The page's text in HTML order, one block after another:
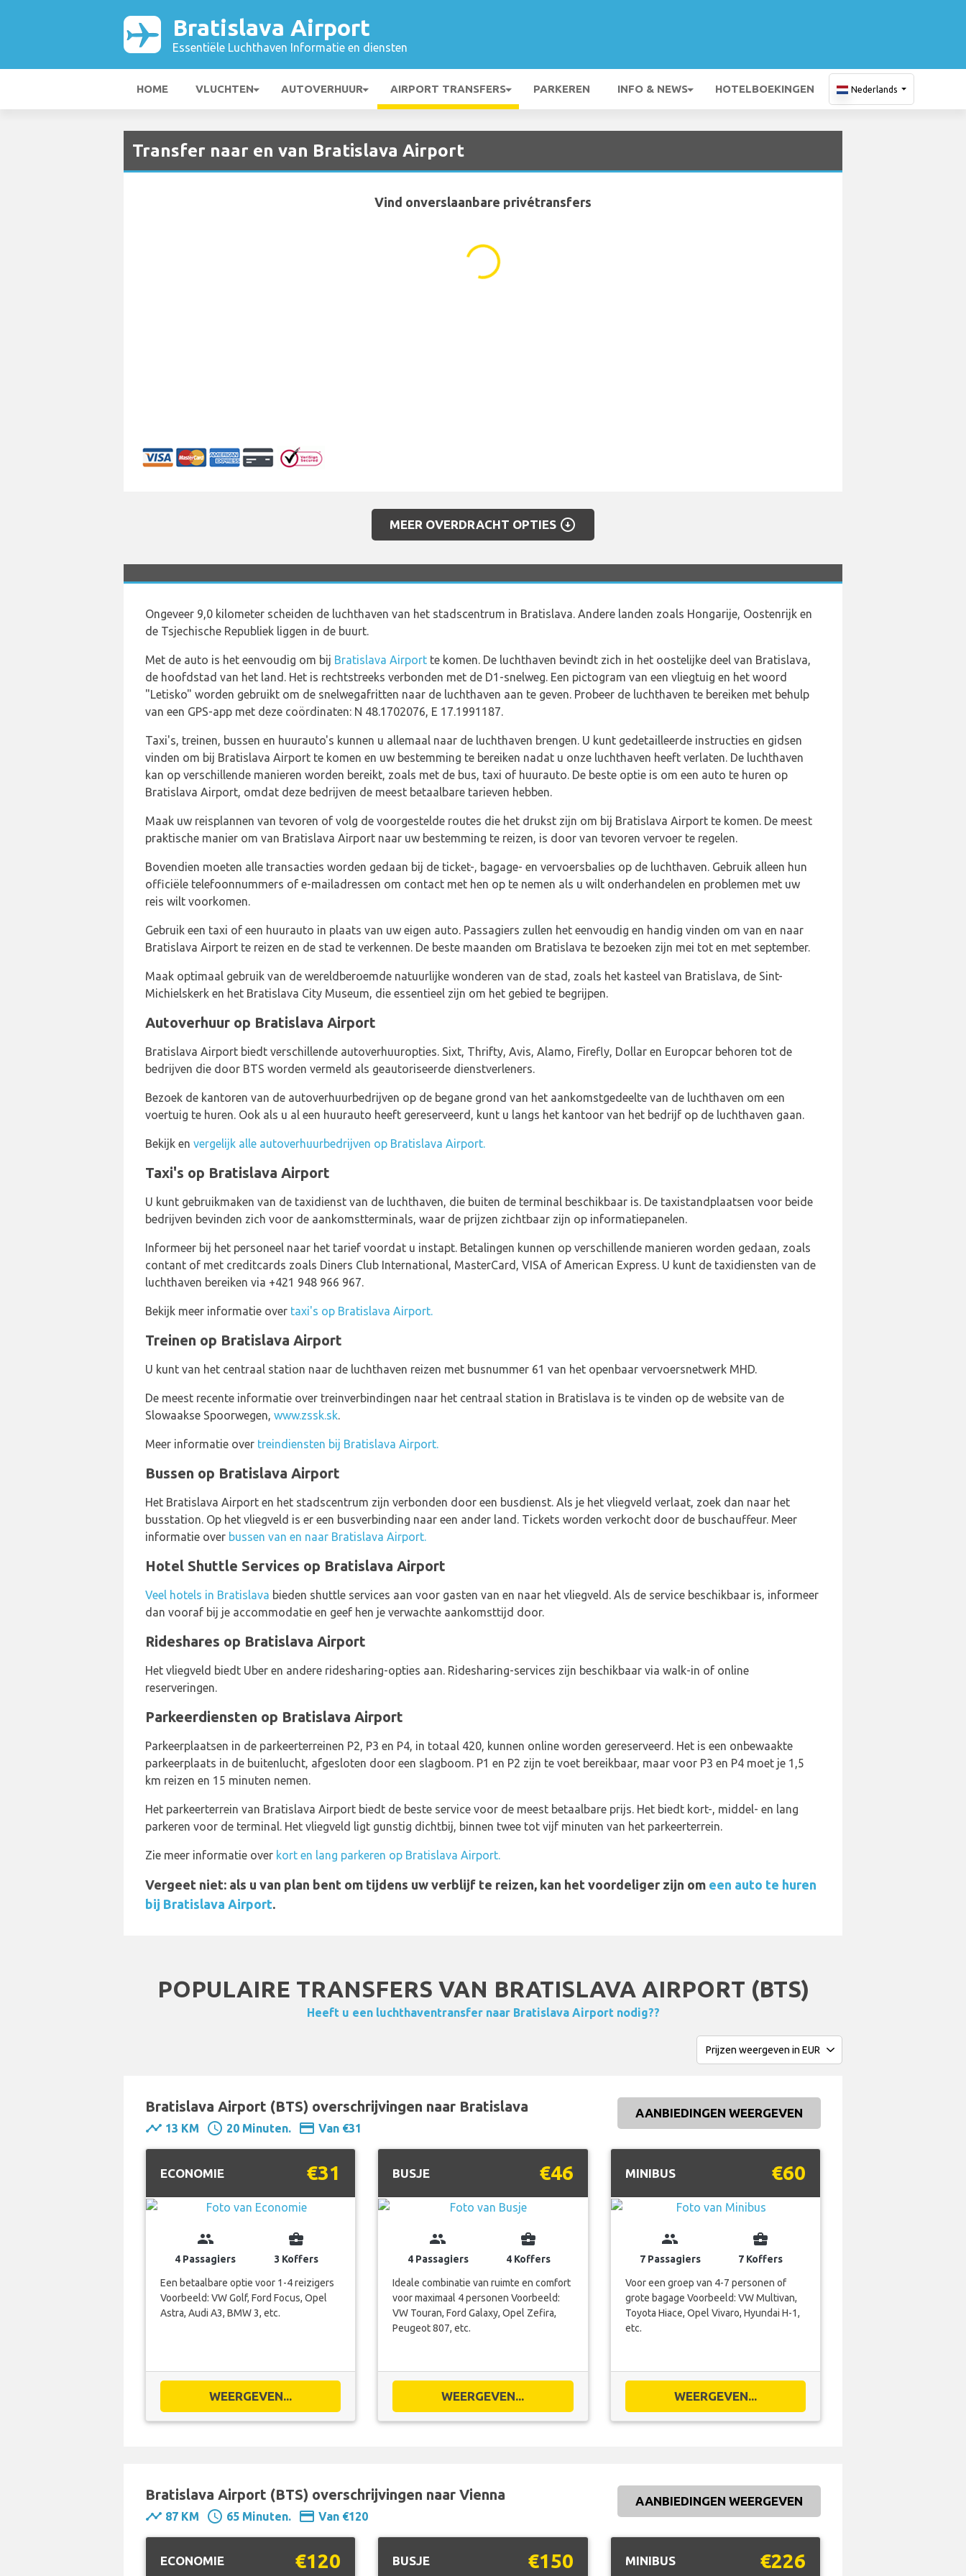
Bratislava Airport
Essentiële Luchthaven Informatie en diensten
HOME VLUCHTEN AUTOVERHUUR AIRPORT TRANSFERS PARKEREN INFO & NEWS HOTELBOEKINGEN Nederlands
Transfer naar en van Bratislava Airport
Vind onverslaanbare privétransfers
...
MEER OVERDRACHT OPTIES arrow_circle_down
Ongeveer 9,0 kilometer scheiden de luchthaven van het stadscentrum in Bratislava. Andere landen zoals Hongarije, Oostenrijk en
de Tsjechische Republiek liggen in de buurt.
Met de auto is het eenvoudig om bij Bratislava Airport te komen. De luchthaven bevindt zich in het oostelijke deel van Bratislava,
de hoofdstad van het land. Het is rechtstreeks verbonden met de D1-snelweg. Een pictogram van een vliegtuig en het woord
"Letisko" worden gebruikt om de snelwegafritten naar de luchthaven aan te geven. Probeer de luchthaven te bereiken met behulp
van een GPS-app met deze coördinaten: N 48.1702076, E 17.1991187.
Taxi's, treinen, bussen en huurauto's kunnen u allemaal naar de luchthaven brengen. U kunt gedetailleerde instructies en gidsen
vinden om bij Bratislava Airport te komen en uw bestemming te bereiken nadat u onze luchthaven heeft verlaten. De luchthaven
kan op verschillende manieren worden bereikt, zoals met de bus, taxi of huurauto. De beste optie is om een auto te huren op
Bratislava Airport, omdat deze bedrijven de meest betaalbare tarieven hebben.
Maak uw reisplannen van tevoren of volg de voorgestelde routes die het drukst zijn om bij Bratislava Airport te komen. De meest
praktische manier om van Bratislava Airport naar uw bestemming te reizen, is door van tevoren vervoer te regelen.
Bovendien moeten alle transacties worden gedaan bij de ticket-, bagage- en vervoersbalies op de luchthaven. Gebruik alleen hun
officiële telefoonnummers of e-mailadressen om contact met hen op te nemen als u wilt onderhandelen en problemen met uw
reis wilt voorkomen.
Gebruik een taxi of een huurauto in plaats van uw eigen auto. Passagiers zullen het eenvoudig en handig vinden om van en naar
Bratislava Airport te reizen en de stad te verkennen. De beste maanden om Bratislava te bezoeken zijn mei tot en met september.
Maak optimaal gebruik van de wereldberoemde natuurlijke wonderen van de stad, zoals het kasteel van Bratislava, de Sint-
Michielskerk en het Bratislava City Museum, die essentieel zijn om het gebied te begrijpen.
Autoverhuur op Bratislava Airport
Bratislava Airport biedt verschillende autoverhuuropties. Sixt, Thrifty, Avis, Alamo, Firefly, Dollar en Europcar behoren tot de
bedrijven die door BTS worden vermeld als geautoriseerde dienstverleners.
Bezoek de kantoren van de autoverhuurbedrijven op de begane grond van het aankomstgedeelte van de luchthaven om een
voertuig te huren. Ook als u al een huurauto heeft gereserveerd, kunt u langs het kantoor van het bedrijf op de luchthaven gaan.
Bekijk en vergelijk alle autoverhuurbedrijven op Bratislava Airport.
Taxi's op Bratislava Airport
U kunt gebruikmaken van de taxidienst van de luchthaven, die buiten de terminal beschikbaar is. De taxistandplaatsen voor beide
bedrijven bevinden zich voor de aankomstterminals, waar de prijzen zichtbaar zijn op informatiepanelen.
Informeer bij het personeel naar het tarief voordat u instapt. Betalingen kunnen op verschillende manieren worden gedaan, zoals
contant of met creditcards zoals Diners Club International, MasterCard, VISA of American Express. U kunt de taxidiensten van de
luchthaven bereiken via +421 948 966 967.
Bekijk meer informatie over taxi's op Bratislava Airport.
Treinen op Bratislava Airport
U kunt van het centraal station naar de luchthaven reizen met busnummer 61 van het openbaar vervoersnetwerk MHD.
De meest recente informatie over treinverbindingen naar het centraal station in Bratislava is te vinden op de website van de
Slowaakse Spoorwegen, www.zssk.sk.
Meer informatie over treindiensten bij Bratislava Airport.
Bussen op Bratislava Airport
Het Bratislava Airport en het stadscentrum zijn verbonden door een busdienst. Als je het vliegveld verlaat, zoek dan naar het
busstation. Op het vliegveld is er een busverbinding naar een ander land. Tickets worden verkocht door de buschauffeur. Meer
informatie over bussen van en naar Bratislava Airport.
Hotel Shuttle Services op Bratislava Airport
Veel hotels in Bratislava bieden shuttle services aan voor gasten van en naar het vliegveld. Als de service beschikbaar is, informeer
dan vooraf bij je accommodatie en geef hen je verwachte aankomsttijd door.
Rideshares​ op Bratislava Airport
Het vliegveld biedt Uber en andere ridesharing-opties aan. Ridesharing-services zijn beschikbaar via walk-in of online
reserveringen.
Parkeerdiensten op Bratislava Airport
Parkeerplaatsen in de parkeerterreinen P2, P3 en P4, in totaal 420, kunnen online worden gereserveerd. Het is een onbewaakte
parkeerplaats in de buitenlucht, afgesloten door een slagboom. P1 en P2 zijn te voet bereikbaar, maar voor P3 en P4 moet je 1,5
km reizen en 15 minuten nemen.
Het parkeerterrein van Bratislava Airport biedt de beste service voor de meest betaalbare prijs. Het biedt kort-, middel- en lang
parkeren voor de terminal. Het vliegveld ligt gunstig dichtbij, binnen twee tot vijf minuten van het parkeerterrein.
Zie meer informatie over kort en lang parkeren op Bratislava Airport.
Vergeet niet: als u van plan bent om tijdens uw verblijf te reizen, kan het voordeliger zijn om een auto te huren
bij Bratislava Airport.
POPULAIRE TRANSFERS VAN BRATISLAVA AIRPORT (BTS)
Heeft u een luchthaventransfer naar Bratislava Airport nodig??
Bratislava Airport (BTS) overschrijvingen naar Bratislava
timeline 13 KM schedule 20 Minuten. payment Van €31
AANBIEDINGEN WEERGEVEN
ECONOMIE €31
group
4 Passagiers
business_center
3 Koffers
Een betaalbare optie voor 1-4 reizigers
Voorbeeld: VW Golf, Ford Focus, Opel
Astra, Audi A3, BMW 3, etc.
WEERGEVEN...
BUSJE €46
group
4 Passagiers
business_center
4 Koffers
Ideale combinatie van ruimte en comfort
voor maximaal 4 personen Voorbeeld:
VW Touran, Ford Galaxy, Opel Zefira,
Peugeot 807, etc.
WEERGEVEN...
MINIBUS €60
group
7 Passagiers
business_center
7 Koffers
Voor een groep van 4-7 personen of
grote bagage Voorbeeld: VW Multivan,
Toyota Hiace, Opel Vivaro, Hyundai H-1,
etc.
WEERGEVEN...
Bratislava Airport (BTS) overschrijvingen naar Vienna
timeline 87 KM schedule 65 Minuten. payment Van €120
AANBIEDINGEN WEERGEVEN
ECONOMIE €120 BUSJE €150 MINIBUS €226